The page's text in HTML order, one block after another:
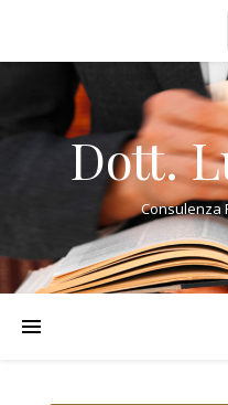
Dott.
Consulenza